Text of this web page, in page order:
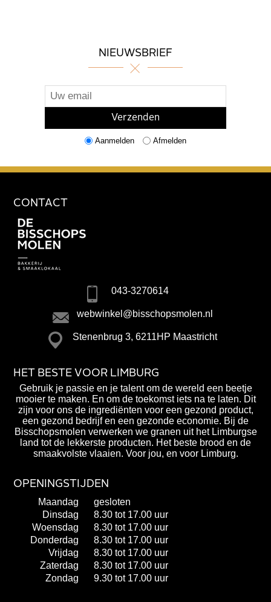
NIEUWSBRIEF
Aanmelden Afmelden
CONTACT
043-3270614
webwinkel@bisschopsmolen.nl
Stenenbrug 3, 6211HP Maastricht
HET BESTE VOOR LIMBURG
Gebruik je passie en je talent om de wereld een beetje
mooier te maken. En om de toekomst iets na te laten. Dit
zijn voor ons de ingrediënten voor een gezond product,
een gezond bedrijf en een gezonde economie. Bij de
Bisschopsmolen verwerken we granen uit het Limburgse
land tot de lekkerste producten. Het beste brood en de
smaakvolste vlaaien. Voor jou, en voor Limburg.
OPENINGSTIJDEN
Maandag
gesloten
Dinsdag
8.30 tot 17.00 uur
Woensdag
8.30 tot 17.00 uur
Donderdag
8.30 tot 17.00 uur
Vrijdag
8.30 tot 17.00 uur
Zaterdag
8.30 tot 17.00 uur
Zondag
9.30 tot 17.00 uur